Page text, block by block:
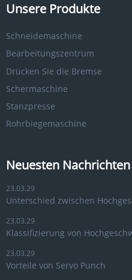
Unsere Produkte
Schneidemaschine
Bearbeitungszentrum
Drücken Sie die Bremse
Schermaschine
Stanzpresse
Rohrbiegemaschine
Neuesten Nachrichten
23.03.29
Unterschied zwischen
23.03.29
Klassifizierung von
23.03.29
Vorteile von Servo Punch